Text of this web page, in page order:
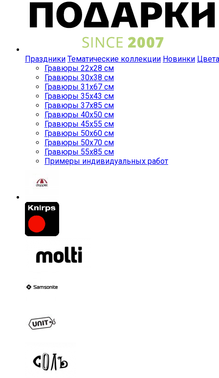
Праздники Тематические коллекции Новинки Цвета
Гравюры 22x28 см
Гравюры 30x38 см
Гравюры 31x67 см
Гравюры 35x43 см
Гравюры 37x85 см
Гравюры 40x50 см
Гравюры 45x55 см
Гравюры 50x60 см
Гравюры 50x70 см
Гравюры 55x85 см
Примеры индивидуальных работ